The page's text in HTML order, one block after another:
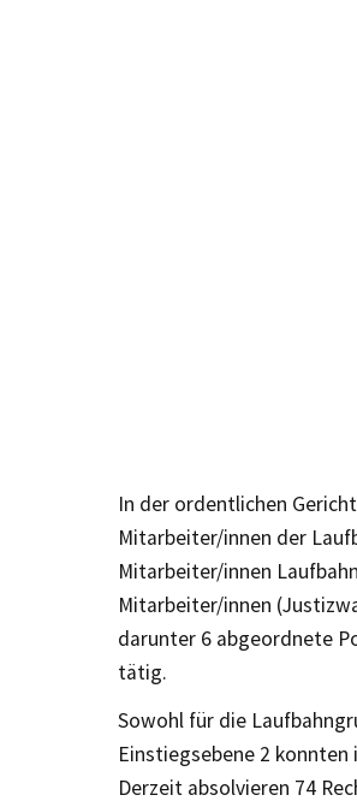
In der ordentlichen
Mitarbeiter/innen der
Mitarbeiter/innen
Mitarbeiter/innen
darunter 6 abgeordnete
tätig.
Sowohl für die
Einstiegsebene 2
Derzeit absolvieren 74